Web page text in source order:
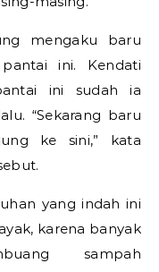
mengaku baru
ini. Kendati
ini sudah ia
“Sekarang baru
ke sini,” kata
yang indah ini
karena banyak
sampah